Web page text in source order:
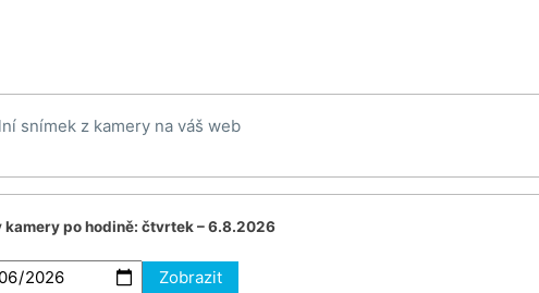
snímek z kamery na váš web
kamery po hodině: čtvrtek – 6.8.2026
Zobrazit